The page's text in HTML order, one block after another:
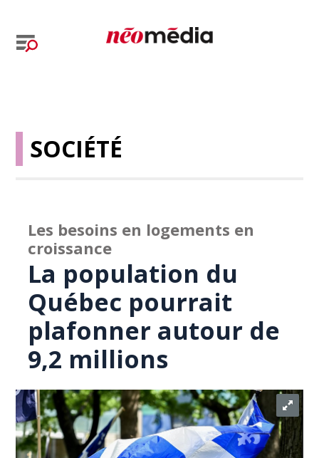
SOCIÉTÉ
Les besoins en logements en
croissance
La population du
Québec pourrait
plafonner autour de
9,2 millions